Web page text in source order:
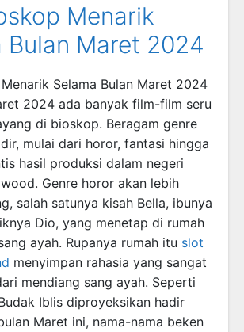
Menarik
Bulan Maret 2024
Selama Bulan Maret 2024
2024 ada banyak film-film seru
di bioskop. Beragam genre
mulai dari horor, fantasi hingga
hasil produksi dalam negeri
Genre horor akan lebih
salah satunya kisah Bella, ibunya
Dio, yang menetap di rumah
ayah. Rupanya rumah itu slot
menyimpan rahasia yang sangat
mendiang sang ayah. Seperti
Iblis diproyeksikan hadir
Maret ini, nama-nama beken